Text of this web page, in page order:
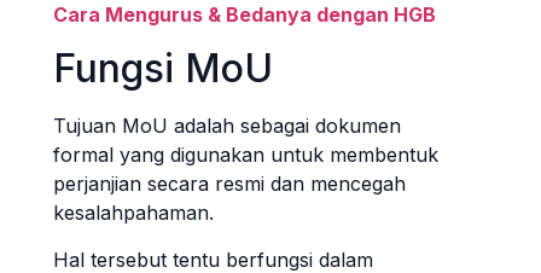
Cara Mengurus & Bedanya dengan HGB
Fungsi MoU
Tujuan MoU adalah sebagai dokumen
formal yang digunakan untuk membentuk
perjanjian secara resmi dan mencegah
kesalahpahaman.
Hal tersebut tentu berfungsi dalam